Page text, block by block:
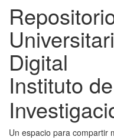
Digital
Instituto de
Un espacio para compartir